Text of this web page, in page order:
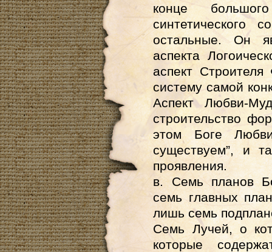
конце
синтетического
остальные. Он
аспекта
аспект
систему самой
Аспект Любви-
строительство
этом Боге
существуем”, и
проявления.
в. Семь планов
семь главных
лишь семь
Семь Лучей, о
которые